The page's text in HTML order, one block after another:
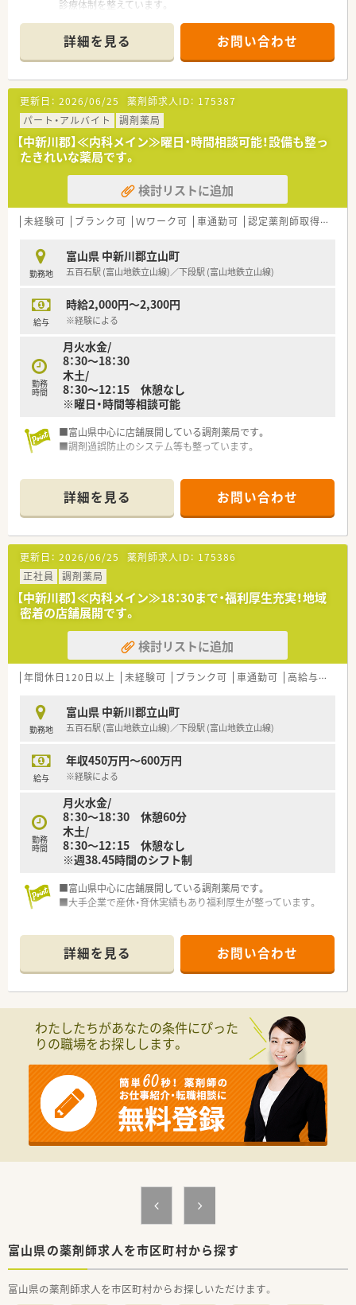
診療体制を整えています。
詳細を見る お問い合わせ
更新日： 2026/06/25 薬剤師求人ID： 175387
パート・アルバイト
調剤薬局
【中新川郡】≪内科メイン≫曜日・時間相談可能！設備も整っ
たきれいな薬局です。
検討リストに追加
未経験可 ブランク可 Ｗワーク可 車通勤可 認定薬剤師取得支援あり
勤務地
富山県 中新川郡立山町
五百石駅 (富山地鉄立山線)／下段駅 (富山地鉄立山線)
給与
時給2,000円～2,300円
※経験による
勤務
時間
月火水金/
8：30～18：30
木土/
8：30～12：15 休憩なし
※曜日・時間等相談可能
■富山県中心に店舗展開している調剤薬局です。
■調剤過誤防止のシステム等も整っています。
詳細を見る お問い合わせ
更新日： 2026/06/25 薬剤師求人ID： 175386
正社員
調剤薬局
【中新川郡】≪内科メイン≫18：30まで・福利厚生充実！地域
密着の店舗展開です。
検討リストに追加
年間休日120日以上 未経験可 ブランク可 車通勤可 高給与(600万円以上)
勤務地
富山県 中新川郡立山町
五百石駅 (富山地鉄立山線)／下段駅 (富山地鉄立山線)
給与
年収450万円～600万円
※経験による
勤務
時間
月火水金/
8：30～18：30 休憩60分
木土/
8：30～12：15 休憩なし
※週38.45時間のシフト制
■富山県中心に店舗展開している調剤薬局です。
■大手企業で産休・育休実績もあり福利厚生が整っています。
詳細を見る お問い合わせ
わたしたちがあなたの条件にぴった
りの職場をお探しします。
富山県の薬剤師求人を市区町村から探す
富山県の薬剤師求人を市区町村からお探しいただけます。